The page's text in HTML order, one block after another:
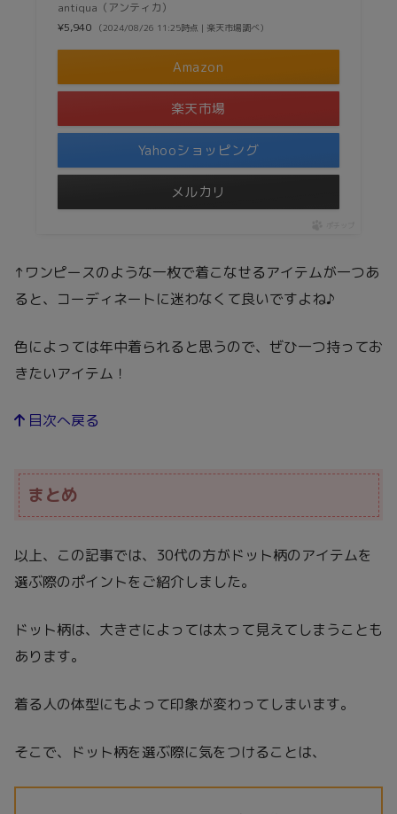
antiqua（アンティカ）
¥5,940
（2024/08/26 11:25時点 | 楽天市場調べ）
Amazon
楽天市場
Yahooショッピング
メルカリ
↑ワンピースのような一枚で着こなせるアイテムが一つあ
ると、コーディネートに迷わなくて良いですよね♪
色によっては年中着られると思うので、ぜひ一つ持ってお
きたいアイテム！
目次へ戻る
まとめ
以上、この記事では、30代の方がドット柄のアイテムを
選ぶ際のポイントをご紹介しました。
ドット柄は、大きさによっては太って見えてしまうことも
あります。
着る人の体型にもよって印象が変わってしまいます。
そこで、ドット柄を選ぶ際に気をつけることは、